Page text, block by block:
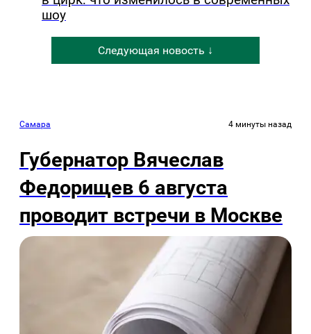
шоу
Следующая новость ↓
Самара 4 минуты назад
Губернатор Вячеслав
Федорищев 6 августа
проводит встречи в Москве